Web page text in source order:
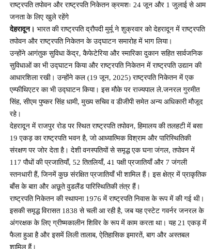
राष्ट्रपति तपोवन और राष्ट्रपति निकेतन क्रमशः 24 जून और 1 जुलाई से आम
जनता के लिए खुले रहेंगे
देहरादून। भारत की राष्ट्रपति द्रौपदी मुर्मू ने शुक्रवार को देहरादून में राष्ट्रपति
तपोवन और राष्ट्रपति निकेतन के उद्घाटन समारोह में भाग लिया।
उन्होंने आगंतुक सुविधा केंद्र, कैफेटेरिया और स्मारिका दुकान सहित सार्वजनिक
सुविधाओं का भी उद्घाटन किया और राष्ट्रपति निकेतन में राष्ट्रपति उद्यान की
आधारशिला रखी। उन्होंने कल (19 जून, 2025) राष्ट्रपति निकेतन में एक
एम्फीथिएटर का भी उद्घाटन किया। इस मौके पर राज्यपाल ले.जनरल गुरमीत
सिंह, सीएम पुष्कर सिंह धामी, मुख्य सचिव व डीजीपी समेत अन्य अधिकारी मौजूद
रहे।
देहरादून में राजपुर रोड पर स्थित राष्ट्रपति तपोवन, हिमालय की तलहटी में बसा
19 एकड़ का राष्ट्रपति भवन है, जो आध्यात्मिक विश्राम और पारिस्थितिकी
संरक्षण पर जोर देता है। देशी वनस्पतियों से समृद्ध एक घना जंगल, तपोवन में
117 पौधों की प्रजातियाँ, 52 तितलियाँ, 41 पक्षी प्रजातियाँ और 7 जंगली
स्तनधारी हैं, जिनमें कुछ संरक्षित प्रजातियाँ भी शामिल हैं। इस क्षेत्र में प्राकृतिक
बाँस के बाग़ और अछूते वुडलैंड पारिस्थितिकी तंत्र हैं।
राष्ट्रपति निकेतन की स्थापना 1976 में राष्ट्रपति निवास के रूप में की गई थी।
इसकी समृद्ध विरासत 1838 से चली आ रही है, जब यह एस्टेट गवर्नर जनरल के
अंगरक्षक के लिए ग्रीष्मकालीन शिविर के रूप में काम करता था। यह 21 एकड़ में
फैला हुआ है और इसमें लिली तालाब, ऐतिहासिक इमारतें, बाग और अस्तबल
शामिल हैं।